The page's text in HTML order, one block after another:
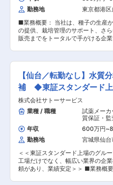
務、菌種の推測（同定作業）等を行
「微生物検査のプロフェッショナ
ます。 ■入社後の流れ： 入社後まずは自社工場
の製品検査業務を行い、製品の特
いただきます。 その後、自社工場
工場製造製品の微生物検査をお任
集しております。 ■魅力： ・様々な取り扱い商
扱っています。様々なニーズに対
に今後も商材を増やしていく予定
性：設立して以来、こんにゃくの
ナルとして様々なこんにゃく製品を
しております。また2018年には食
ントシステム認証規格「
5.1）」取得しております。 ■当社の特徴： 当社
は、創業以来「基本は本物」をスロ
品の品質向上と豊かな食生活の創
企業活動を行って参りました。最
向・本物志向の食品へのニーズが
食スタイルが生まれております。
化するニーズに対応するため、情報
を商品開発部門に生かし、新しい
勤務地
東京都港区
■業務概要： 当社は、種子の生産
の提供、栽培管理のサポート、さ
販売までをトータルで手がける企
提案できる、“成果が形として残る
す。 ■業務詳細： 北海道内の試験圃場を巡り、
作物の生育データを収集していき
導入した品種を実際に栽培し、北
ィットするかを検証。目で見た特徴
性、生育スピードなど、多角的にデ
す。研究室にこもるのではなく、
を流し、実体験を通して農業を支
白さがあります。 ■具体的には： ・試験圃場の
設計・作付け〜収穫までの一連管理
タ・形質の記録および分析 ・海外
給元との連携・情報交換 ・得られ
に、営業や農家へ品種・栽培方法
材の検証・導入サポート 現場で得る“生きたデー
タ”が、翌年の試験設計や品種選抜
なります。 ■入社後について：3年かけて育て
【仙台／転勤なし】水質
補 ◆東証スタンダード
株式会社サトーサービス
業種 / 職種
試薬メー
質保証・監
析・解析・
品・香料・
年収 600万円~
勤務地
宮城県仙
＜＜東証スタンダード上場のグル
工場だけでなく、幅広い業界の企
頼があり、業績安定＞＞ ■業務概要： 当社で